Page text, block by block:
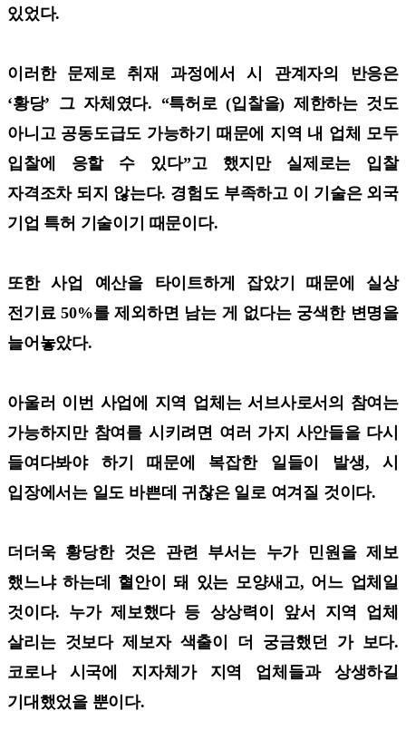
있었다.
이러한 문제로 취재 과정에서 시 관계자의 반응은
‘황당’ 그 자체였다. “특허로 (입찰을) 제한하는 것도
아니고 공동도급도 가능하기 때문에 지역 내 업체 모두
입찰에 응할 수 있다”고 했지만 실제로는 입찰
자격조차 되지 않는다. 경험도 부족하고 이 기술은 외국
기업 특허 기술이기 때문이다.
또한 사업 예산을 타이트하게 잡았기 때문에 실상
전기료 50%를 제외하면 남는 게 없다는 궁색한 변명을
늘어놓았다.
아울러 이번 사업에 지역 업체는 서브사로서의 참여는
가능하지만 참여를 시키려면 여러 가지 사안들을 다시
들여다봐야 하기 때문에 복잡한 일들이 발생, 시
입장에서는 일도 바쁜데 귀찮은 일로 여겨질 것이다.
더더욱 황당한 것은 관련 부서는 누가 민원을 제보
했느냐 하는데 혈안이 돼 있는 모양새고, 어느 업체일
것이다. 누가 제보했다 등 상상력이 앞서 지역 업체
살리는 것보다 제보자 색출이 더 궁금했던 가 보다.
코로나 시국에 지자체가 지역 업체들과 상생하길
기대했었을 뿐이다.